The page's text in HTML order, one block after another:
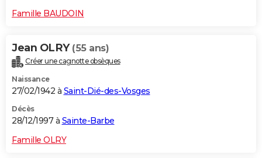
Famille BAUDOIN
Jean OLRY (55 ans)
Créer une cagnotte obsèques
Naissance
27/02/1942 à Saint-Dié-des-Vosges
Décès
28/12/1997 à Sainte-Barbe
Famille OLRY